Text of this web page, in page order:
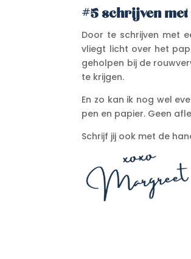
#5 schrijven
Door te schrijven met
vliegt licht over het
geholpen bij de
te krijgen.
En zo kan ik nog wel
pen en papier. Geen
Schrijf jij ook met de